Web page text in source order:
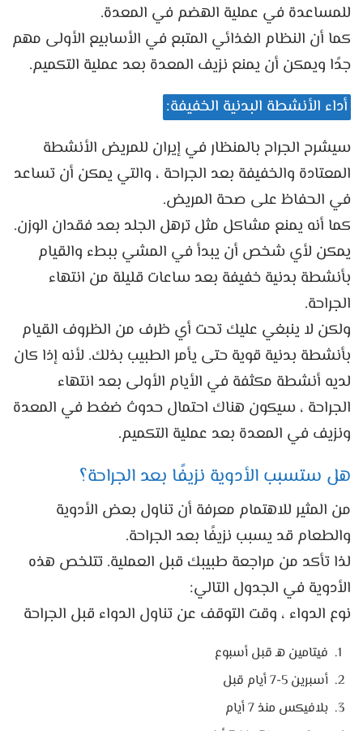
للمساعدة في عملية الهضم في المعدة.
كما أن النظام الغذائي المتبع في الأسابيع الأولى مهم
جدًا ويمكن أن يمنع نزيف المعدة بعد عملية التكميم.
أداء الأنشطة البدنية الخفيفة:
سيشرح الجراح بالمنظار في إيران للمريض الأنشطة
المعتادة والخفيفة بعد الجراحة ، والتي يمكن أن تساعد
في الحفاظ على صحة المريض.
كما أنه يمنع مشاكل مثل ترهل الجلد بعد فقدان الوزن.
يمكن لأي شخص أن يبدأ في المشي ببطء والقيام
بأنشطة بدنية خفيفة بعد ساعات قليلة من انتهاء
الجراحة.
ولكن لا ينبغي عليك تحت أي ظرف من الظروف القيام
بأنشطة بدنية قوية حتى يأمر الطبيب بذلك. لأنه إذا كان
لديه أنشطة مكثفة في الأيام الأولى بعد انتهاء
الجراحة ، سيكون هناك احتمال حدوث ضغط في المعدة
ونزيف في المعدة بعد عملية التكميم.
هل ستسبب الأدوية نزيفًا بعد الجراحة؟
من المثير للاهتمام معرفة أن تناول بعض الأدوية
والطعام قد يسبب نزيفًا بعد الجراحة.
لذا تأكد من مراجعة طبيبك قبل العملية. تتلخص هذه
الأدوية في الجدول التالي:
نوع الدواء ، وقت التوقف عن تناول الدواء قبل الجراحة
فيتامين هـ قبل أسبوع
أسبرين 5-7 أيام قبل
بلافيكس منذ 7 أيام